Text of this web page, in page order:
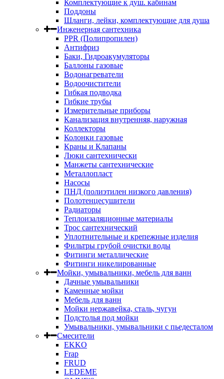
Комплектующие к душ. кабинам
Поддоны
Шланги, лейки, комплектующие для душа
Инженерная сантехника
PPR (Полипропилен)
Антифриз
Баки, Гидроакумуляторы
Баллоны газовые
Водонагреватели
Водоочистители
Гибкая подводка
Гибкие трубы
Измерительные приборы
Канализация внутренняя, наружная
Коллекторы
Колонки газовые
Краны и Клапаны
Люки сантехнически
Манжеты сантехнические
Металлопласт
Насосы
ПНД (полиэтилен низкого давления)
Полотенцесушители
Радиаторы
Теплоизаляционные материалы
Трос сантехнический
Уплотнительные и крепежные изделия
Фильтры грубой очистки воды
Фитинги металлические
Фитинги никелированные
Мойки, умывальники, мебель для ванн
Дачные умывальники
Каменные мойки
Мебель для ванн
Мойки нержавейка, сталь, чугун
Подстолья под мойки
Умывальники, умывальники с пьедесталом
Смесители
EKKO
Frap
FRUD
LEDEME